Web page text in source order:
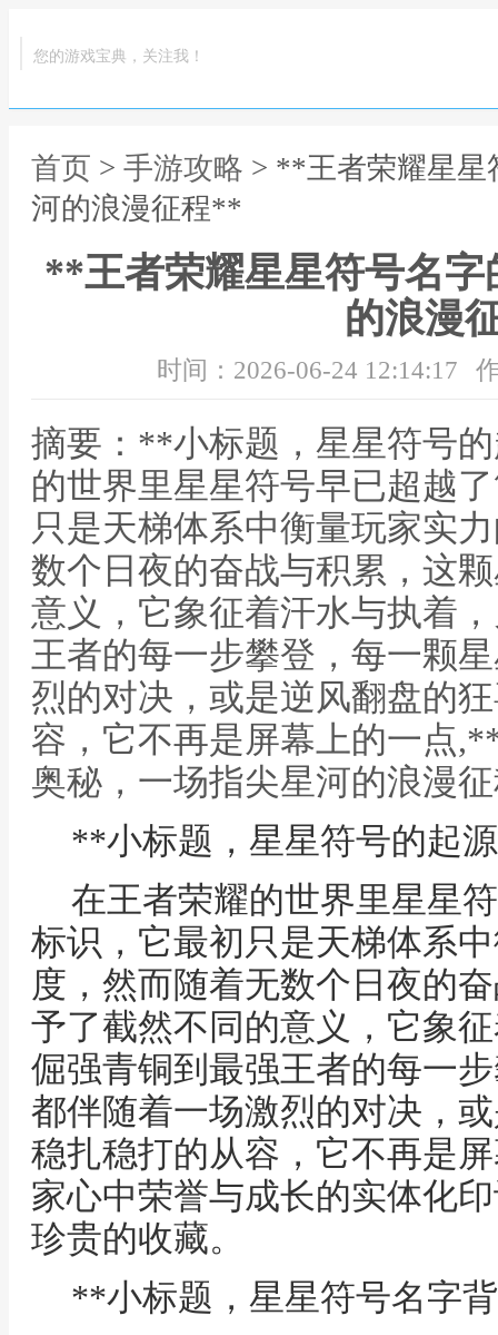
您的游戏宝典，关注我！
首页 > 手游攻略 > **王者荣耀星星
河的浪漫征程**
**王者荣耀星星符号名
的浪漫
时间：2026-06-24 12:14:17
摘要：**小标题，星星符号
的世界里星星符号早已超越
只是天梯体系中衡量玩家实
数个日夜的奋战与积累，这
意义，它象征着汗水与执着
王者的每一步攀登，每一颗
烈的对决，或是逆风翻盘的
容，它不再是屏幕上的一点
奥秘，一场指尖星河的浪漫
**小标题，星星符号的起
在王者荣耀的世界里星星
标识，它最初只是天梯体系
度，然而随着无数个日夜的
予了截然不同的意义，它象
倔强青铜到最强王者的每一
都伴随着一场激烈的对决，
稳扎稳打的从容，它不再是
家心中荣誉与成长的实体化
珍贵的收藏。
**小标题，星星符号名字